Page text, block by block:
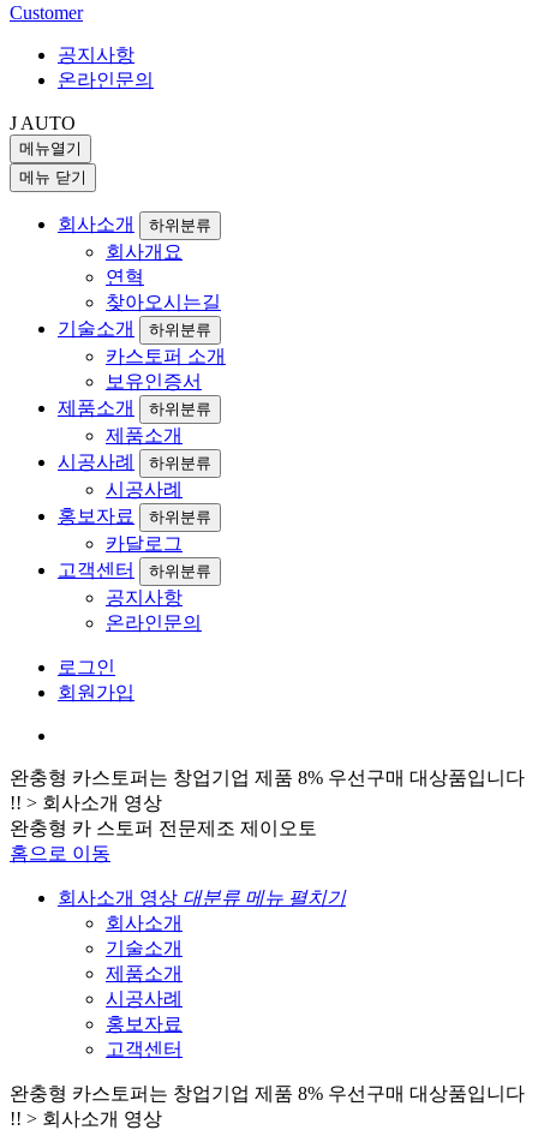
Customer
공지사항
온라인문의
J AUTO
메뉴열기
메뉴 닫기
회사소개 하위분류
회사개요
연혁
찾아오시는길
기술소개
하위분류
카스토퍼 소개
보유인증서
제품소개
하위분류
제품소개
시공사례
하위분류
시공사례
홍보자료
하위분류
카달로그
고객센터
하위분류
공지사항
온라인문의
로그인
회원가입
완충형 카스 토퍼 는 창업기 업 제 품 8% 우선 구매 대상품입니 다
!! > 회 사소개 영상
완충형 카 스 토퍼 전 문제 조 제 이 오 토
홈으로 이동
회사소개 영상 대분류 메뉴 펼치기
회사소개
기술소개
제품소개
시공사례
홍보자료
고객센터
완충형 카스토퍼는 창업기업 제품 8% 우선구매 대상품입니다
!! > 회사소개 영상